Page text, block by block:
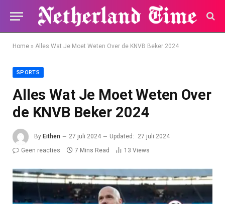
Home » Alles Wat Je Moet Weten Over de KNVB Beker 2024
SPORTS
Alles Wat Je Moet Weten Over
de KNVB Beker 2024
By Eithen 27 juli 2024 Updated:
27 juli 2024
Geen reacties
7 Mins Read 13 Views